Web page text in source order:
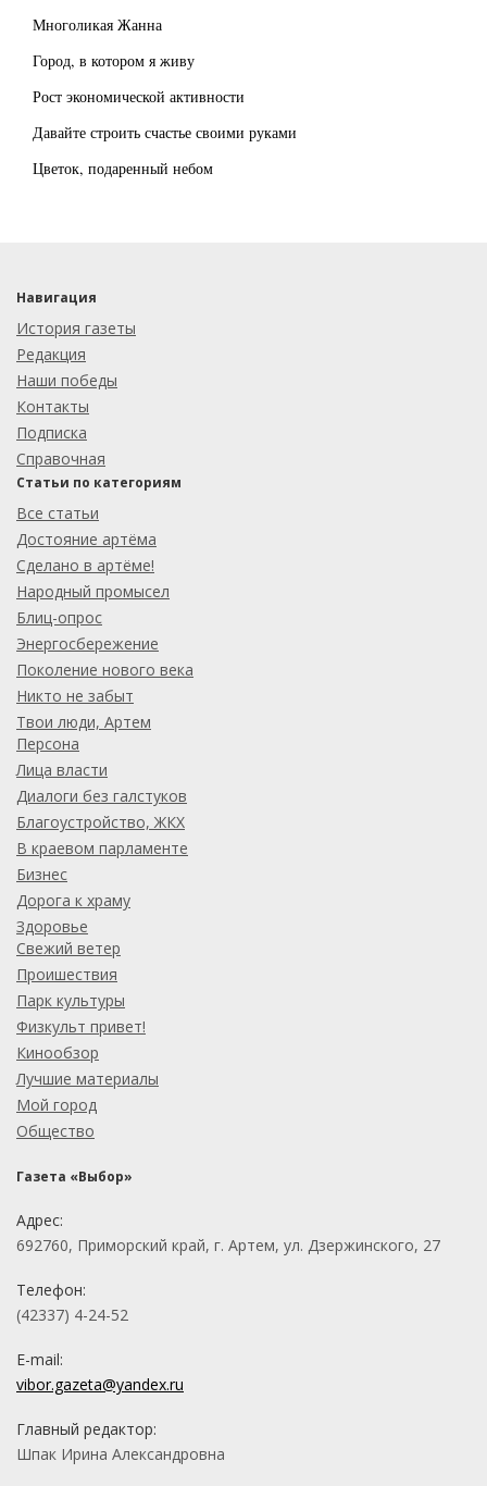
Многоликая Жанна
Город, в котором я живу
Рост экономической активности
Давайте строить счастье своими руками
Цветок, подаренный небом
Навигация
История газеты
Редакция
Наши победы
Контакты
Подписка
Справочная
Статьи по категориям
Все статьи
Достояние артёма
Сделано в артёме!
Народный промысел
Блиц-опрос
Энергосбережение
Поколение нового века
Никто не забыт
Твои люди, Артем
Персона
Лица власти
Диалоги без галстуков
Благоустройство, ЖКХ
В краевом парламенте
Бизнес
Дорога к храму
Здоровье
Свежий ветер
Проишествия
Парк культуры
Физкульт привет!
Кинообзор
Лучшие материалы
Мой город
Общество
Газета «Выбор»
Адрес:
692760, Приморский край, г. Артем, ул. Дзержинского, 27
Телефон:
(42337) 4-24-52
E-mail:
vibor.gazeta@yandex.ru
Главный редактор:
Шпак Ирина Александровна